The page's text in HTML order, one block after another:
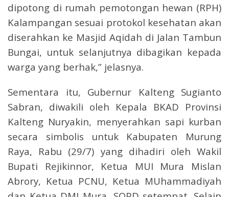
dipotong di rumah pemotongan hewan (RPH)
Kalampangan sesuai protokol kesehatan akan
diserahkan ke Masjid Aqidah di Jalan Tambun
Bungai, untuk selanjutnya dibagikan kepada
warga yang berhak,” jelasnya.
Sementara itu, Gubernur Kalteng Sugianto
Sabran, diwakili oleh Kepala BKAD Provinsi
Kalteng Nuryakin, menyerahkan sapi kurban
secara simbolis untuk Kabupaten Murung
Raya, Rabu (29/7) yang dihadiri oleh Wakil
Bupati Rejikinnor, Ketua MUI Mura Mislan
Abrory, Ketua PCNU, Ketua MUhammadiyah